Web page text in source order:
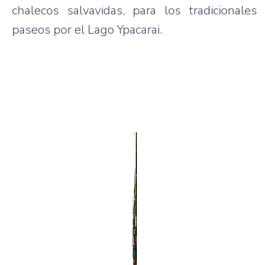
chalecos salvavidas, para los tradicionales
paseos por el Lago Ypacarai.